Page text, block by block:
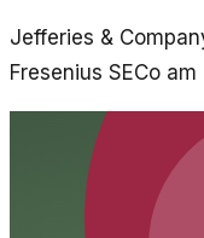
Jefferies &
Fresenius SECo
untersuchen wir
dieser Empfehlung.